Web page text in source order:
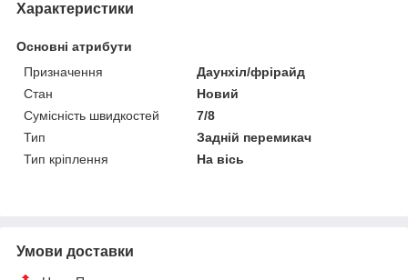
Характеристики
Основні атрибути
Призначення
Даунхіл/фрірайд
Стан
Новий
Сумісність швидкостей
7/8
Тип
Задній перемикач
Тип кріплення
На вісь
Умови доставки